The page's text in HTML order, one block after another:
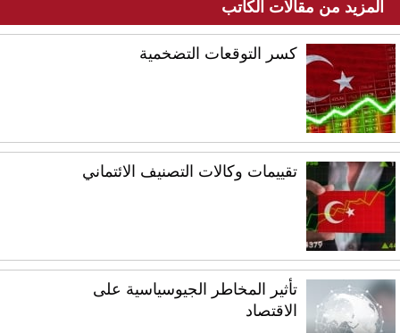
المزيد من مقالات الكاتب
كسر التوقعات التضخمية
تقييمات وكالات التصنيف الائتماني
تأثير المخاطر الجيوسياسية على
الاقتصاد